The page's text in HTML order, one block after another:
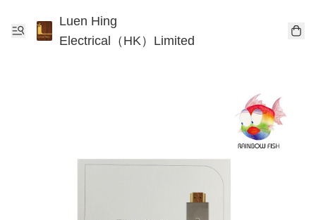
Luen Hing
Electrical（HK）Limited